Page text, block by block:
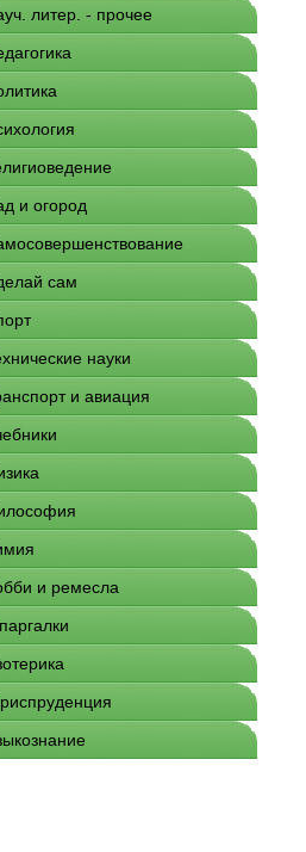
литер. - прочее
и огород
сам
науки
и авиация
и ремесла